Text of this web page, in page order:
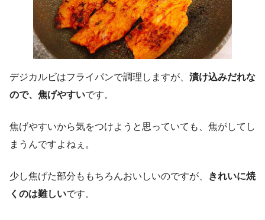
デジカルビはフライパンで調理しますが、 漬け込みだれな
ので、焦げやすいです。
焦げやすいから気をつけようと思っていても、焦がしてし
まうんですよねぇ。
少し焦げた部分ももちろんおいしいのですが、
きれいに焼
くのは難しいです。